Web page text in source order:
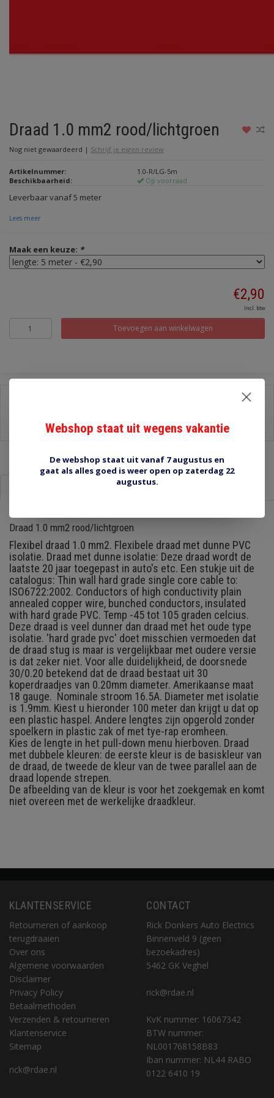
Draad 1.0 mm2 rood/lichtgroen
Nog niet gewaardeerd | Schrijf je eigen review
Artikelnummer:
1.0-R/LG-5m
Beschikbaarheid:
Op voorraad
Leverbaar vanaf 5 meter
Lees meer
Maak een keuze: *
€2,90
Incl. btw
Toevoegen aan winkelwagen
Afdrukken
Reviews (0)
Draad 1.0 mm2 rood/lichtgroen
Flexibel draad 1.0 mm2. Flexibele draad met dunne PVC
isolatie. Draad met dunne isolatie: Deze draad wordt de
laatste 20 jaar toegepast in auto's etc. Een stukje uit de
catalogus: Thin wall hard grade single core cable to:
ISO6722:2002. Conductors of high conductivity plain
annealed copper wire, bunched conductors, insulated
with hard grade PVC. Temp -45 tot 105 graden celcius.
Deze draad is veel dunner dan draad met het oude type
isolatie. 'hard grade pvc' doet misschien vermoeden dat
de draad stug is maar is vergelijkbaar met oudere versie
is dat zeker niet. Voor alle duidelijkheid, de doorsnede
30/0.20 betekend dat de draad bestaat uit 30
koperdraadjes van 0.20mm diameter. Amerikaanse maat
18 gauge. Nominale stroom 16.5A. Diameter met isolatie
is 1.9mm. Kiest u hieronder 100 meter dan krijgt u dat op
een plastic haspel. Andere lengtes zijn opgerold zonder
spoelkern in plastic zak of met tye-rap eromheen.
Kies de lengte in het pull-down menu hierboven. Draad
met dubbele kleuren: de eerste kleur is de basiskleur van
de draad, de tweede de kleur van de twee parallel aan de
draad lopende strepen.
De afbeelding van de kleur is voor het zoekgemak en komt
niet overeen met de werkelijke draadkleur.
KLANTENSERVICE
Retourneren of aankoop
terugdraaien
Over ons
Algemene voorwaarden
Disclaimer
Privacy Policy
Betaalmethoden
Verzenden & retourneren
Klantenservice
Sitemap
rick@rdae.nl
CONTACT
Rick Donkers Auto Electrics
Binnenveld 9 (geen
bezoekadres)
5462 GK Veghel
rick@rdae.nl
KvK nummer: 16067342
BTW nummer:
NL001768158B83
Iban nummer: NL44 RABO
0122 6410 19
Webshop staat uit wegens vakantie
De webshop staat uit vanaf 7 augustus en
gaat als alles goed is weer open op zaterdag 22
augustus.